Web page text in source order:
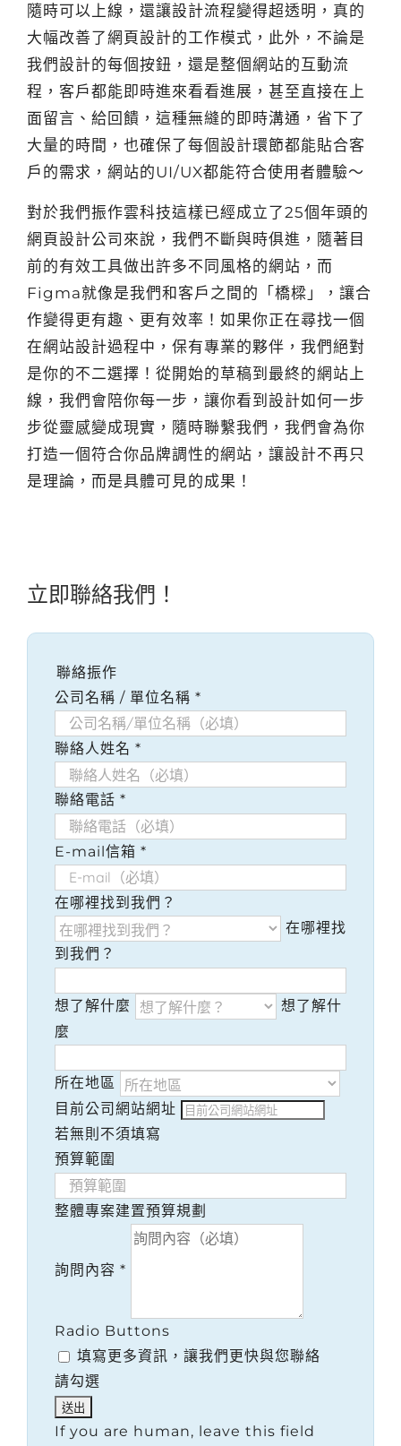
隨時可以上線，還讓設計流程變得超透明，真的
大幅改善了網頁設計的工作模式，此外，不論是
我們設計的每個按鈕，還是整個網站的互動流
程，客戶都能即時進來看看進展，甚至直接在上
面留言、給回饋，這種無縫的即時溝通，省下了
大量的時間，也確保了每個設計環節都能貼合客
戶的需求，網站的UI/UX都能符合使用者體驗～
對於我們振作雲科技這樣已經成立了25個年頭的
網頁設計公司來說，我們不斷與時俱進，隨著目
前的有效工具做出許多不同風格的網站，而
Figma就像是我們和客戶之間的「橋樑」，讓合
作變得更有趣、更有效率！如果你正在尋找一個
在網站設計過程中，保有專業的夥伴，我們絕對
是你的不二選擇！從開始的草稿到最終的網站上
線，我們會陪你每一步，讓你看到設計如何一步
步從靈感變成現實，隨時聯繫我們，我們會為你
打造一個符合你品牌調性的網站，讓設計不再只
是理論，而是具體可見的成果！
立即聯絡我們！
聯絡振作
公司名稱 / 單位名稱 *
聯絡人姓名 *
聯絡電話 *
E-mail信箱 *
在哪裡找到我們？
在哪裡找
到我們？
想了解什麼
想了解什
麼
所在地區
目前公司網站網址
若無則不須填寫
預算範圍
整體專案建置預算規劃
詢問內容 *
Radio Buttons
填寫更多資訊，讓我們更快與您聯絡
請勾選
If you are human, leave this field